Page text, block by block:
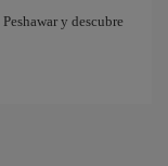
y descubre